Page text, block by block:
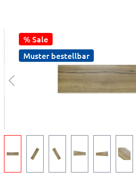
% Sale
Muster bestellbar